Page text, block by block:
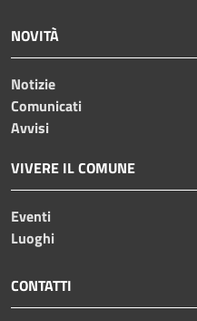
NOVITÀ
Notizie
Comunicati
Avvisi
VIVERE IL COMUNE
Eventi
Luoghi
CONTATTI